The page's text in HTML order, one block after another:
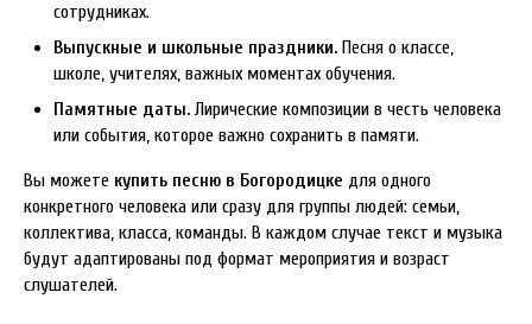
сотрудниках.
Выпускные и школьные праздники. Песня о классе,
школе, учителях, важных моментах обучения.
Памятные даты. Лирические композиции в честь человека
или события, которое важно сохранить в памяти.
Вы можете купить песню в Богородицке для одного
конкретного человека или сразу для группы людей: семьи,
коллектива, класса, команды. В каждом случае текст и музыка
будут адаптированы под формат мероприятия и возраст
слушателей.